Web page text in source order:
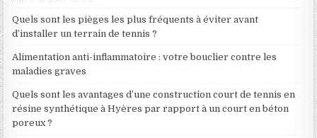
Quels sont les pièges les plus fréquents à éviter avant
d’installer un terrain de tennis ?
Alimentation anti-inflammatoire : votre bouclier contre les
maladies graves
Quels sont les avantages d’une construction court de tennis en
résine synthétique à Hyères par rapport à un court en béton
poreux ?